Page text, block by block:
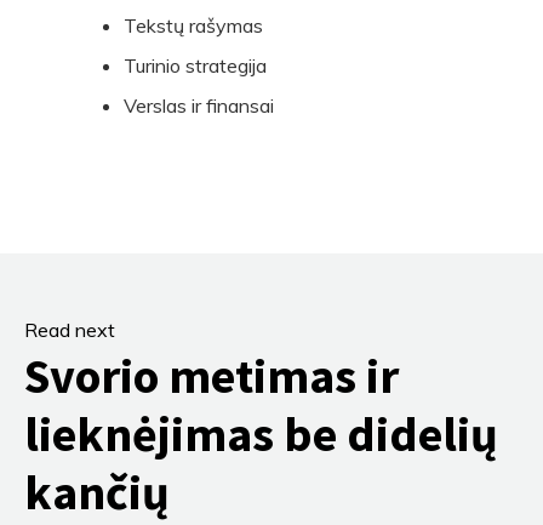
Tekstų rašymas
Turinio strategija
Verslas ir finansai
Read next
Svorio metimas ir
lieknėjimas be didelių
kančių